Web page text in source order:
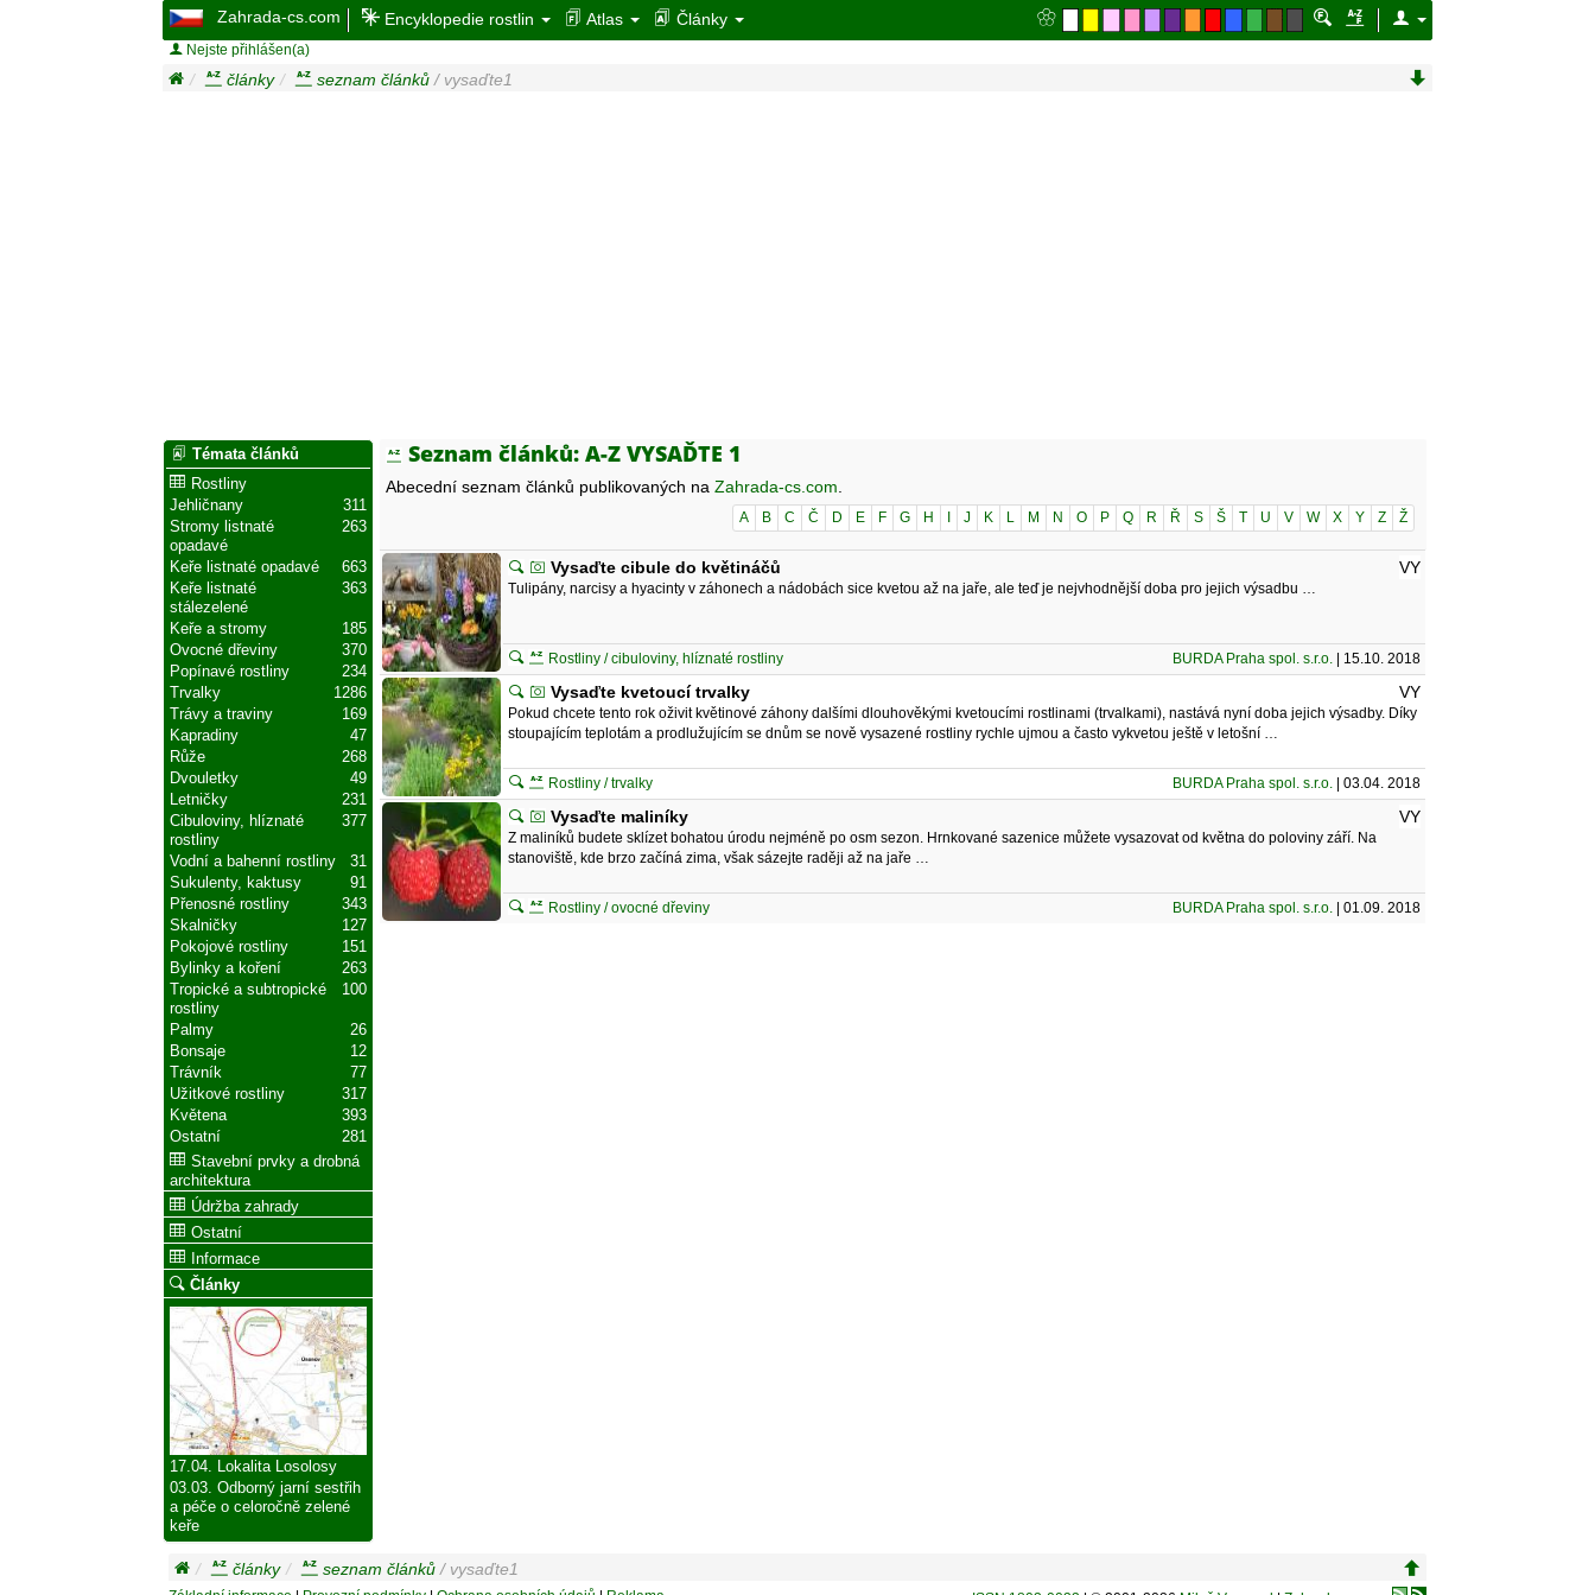
Zahrada-cs.com Encyklopedie rostlin Atlas Články
Nejste přihlášen(a)
články seznam článků / vysaďte1
Seznam článků: A-Z VYSAĎTE 1
Abecední seznam článků publikovaných naZahrada-cs.com
A B C Č D E F G H J K L M N O P Q R Ř S Š T U V W X Y Z Ž
Vysaďte cibule do květináčů VY
Tulipány, narcisy a hyacinty v záhonech a nádobách sice kvetou až na jaře, ale teď je nejvhodnější doba pro jejich výsadbu …
BURDA Praha spol. s.r.o. | 15.10. 2018
Rostliny / cibuloviny, hlíznaté rostliny
Vysaďte kvetoucí trvalky VY
Pokud chcete tento rok oživit květinové záhony dalšími dlouhověkými kvetoucími rostlinami (trvalkami), nastává nyní doba jejich výsadby. Díky
stoupajícím teplotám a prodlužujícím se dnům se nově vysazené rostliny rychle ujmou a často vykvetou ještě v letošní …
BURDA Praha spol. s.r.o. | 03.04. 2018
Rostliny / trvalky
Vysaďte maliníky VY
Z maliníků budete sklízet bohatou úrodu nejméně po osm sezon. Hrnkované sazenice můžete vysazovat od května do poloviny září. Na
stanoviště, kde brzo začíná zima, však sázejte raději až na jaře …
BURDA Praha spol. s.r.o. | 01.09. 2018
Rostliny / ovocné dřeviny
Témata článků
Rostliny
311
Jehličnany
263
Stromy listnaté
opadavé
663
Keře listnaté opadavé
363
Keře listnaté
stálezelené
185
Keře a stromy
370
Ovocné dřeviny
234
Popínavé rostliny
1286
Trvalky
169
Trávy a traviny
47
Kapradiny
268
Růže
49
Dvouletky
231
Letničky
377
Cibuloviny, hlíznaté
rostliny
31
Vodní a bahenní rostliny
91
Sukulenty, kaktusy
343
Přenosné rostliny
127
Skalničky
151
Pokojové rostliny
263
Bylinky a koření
100
Tropické a subtropické
rostliny
26
Palmy
12
Bonsaje
77
Trávník
317
Užitkové rostliny
393
Květena
281
Ostatní
Stavební prvky a drobná
architektura
Údržba zahrady
Ostatní
Informace
Články
17.04. Lokalita Losolosy
03.03. Odborný jarní sestřih
a péče o celoročně zelené
keře
články seznam článků / vysaďte1